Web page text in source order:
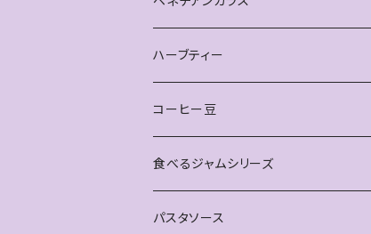
ピアス
雑貨
ティースプーン
ブレスレット
ハーブティー
お得なセット
単品
コーヒー豆
食べるジャムシリーズ
パスタソース